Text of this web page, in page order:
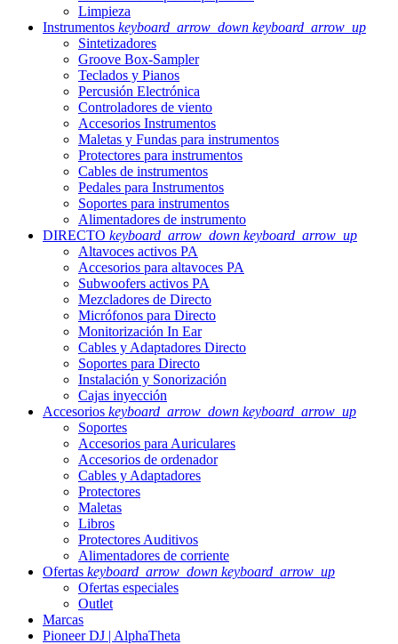
Limpieza
Instrumentos keyboard_arrow_down keyboard_arrow_up
Sintetizadores
Groove Box-Sampler
Teclados y Pianos
Percusión Electrónica
Controladores de viento
Accesorios Instrumentos
Maletas y Fundas para instrumentos
Protectores para instrumentos
Cables de instrumentos
Pedales para Instrumentos
Soportes para instrumentos
Alimentadores de instrumento
DIRECTO keyboard_arrow_down keyboard_arrow_up
Altavoces activos PA
Accesorios para altavoces PA
Subwoofers activos PA
Mezcladores de Directo
Micrófonos para Directo
Monitorización In Ear
Cables y Adaptadores Directo
Soportes para Directo
Instalación y Sonorización
Cajas inyección
Accesorios keyboard_arrow_down keyboard_arrow_up
Soportes
Accesorios para Auriculares
Accesorios de ordenador
Cables y Adaptadores
Protectores
Maletas
Libros
Protectores Auditivos
Alimentadores de corriente
Ofertas keyboard_arrow_down keyboard_arrow_up
Ofertas especiales
Outlet
Marcas
Pioneer DJ | AlphaTheta